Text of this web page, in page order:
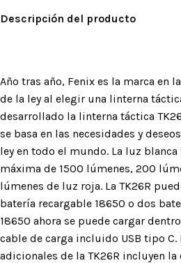
Descripción del producto
Año tras año, Fenix ​es la marca en
de la ley al elegir una linterna
desarrollado la linterna táctica
se basa en las necesidades y
ley en todo el mundo. La luz
máxima de 1500 lúmenes, 200
lúmenes de luz roja. La TK26R
batería recargable 18650 o dos
18650 ahora se puede cargar
cable de carga incluido USB tipo C.
adicionales de la TK26R incluyen